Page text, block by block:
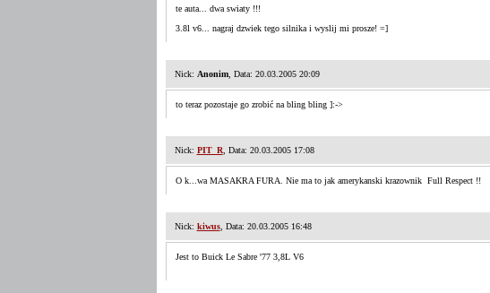
te auta... dwa swiaty !!!
3.8l v6... nagraj dzwiek tego silnika i wyslij mi prosze! =]
Nick: Anonim, Data: 20.03.2005 20:09
to teraz pozostaje go zrobić na bling bling ]:->
Nick: PIT_R, Data: 20.03.2005 17:08
O k...wa MASAKRA FURA. Nie ma to jak amerykanski krazownik Full Respect !!
Nick: kiwus, Data: 20.03.2005 16:48
Jest to Buick Le Sabre '77 3,8L V6